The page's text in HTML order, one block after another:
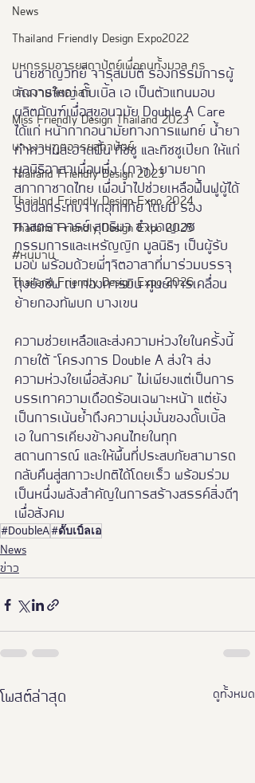
News
Thailand Friendly Design Expo2022
มหกรรมอารยสถาปัตย์เพื่อคนทั้งมวล คร
นางงามจิตอาสา
Miss Friendly Design Thailand 2023
นางงามฑูตอารยสถาปัตย์
Thailand Friendly Design 2023
Thaialnd Friendly Design Expo 2024
Thailand Friendly Design Expo 2025
#หนุมาน
Thailand Friendly Design Expo 2026
นายชาญวิทย์ จารุสมบัติ รองกรรมการผู้
จัดการใหญ่ ดั๊บเบิ้ล เอ เป็นตัวแทนมอบ
ผลิตภัณฑ์เพื่อสุขอนามัย Double A Care
ได้แก่ หน้ากากอนามัยทางการแพทย์ น้ำยา
ทำความสะอาดพื้น ทิชชู และทิชชูเปียก ให้แก่
มูลนิธิอาสาเพื่อนพึ่ง (ภาฯ) ยามยาก
สภากาชาดไทย เพื่อนำไปช่วยเหลือฟื้นฟูผู้ได้
รับผลกระทบจากอุทกภัย โดยมี รอง
ศาสตราจารย์ สุทธิมา ชำนาญเวช
กรรมการและเหรัญญิก มูลนิธิฯ เป็นผู้รับ
มอบ พร้อมด้วยพี่ๆจิตอาสาที่มาร่วมบรรจุ
ถุงยังชีพ ณ กองการบิน ศูนย์การเคลื่อน
ย้ายกองทัพบก บางเขน
ความช่วยเหลือและส่งความห่วงใยในครั้งนี้
ภายใต้ "โครงการ Double A ส่งใจ ส่ง
ความห่วงใยเพื่อสังคม" ไม่เพียงแต่เป็นการ
บรรเทาความเดือดร้อนเฉพาะหน้า แต่ยัง
เป็นการเน้นย้ำถึงความมุ่งมั่นของดั๊บเบิ้ล
เอ ในการเคียงข้างคนไทยในทุก
สถานการณ์ และให้พื้นที่ประสบภัยสามารถ
กลับคืนสู่สภาวะปกติได้โดยเร็ว พร้อมร่วม
เป็นหนึ่งพลังสำคัญในการสร้างสรรค์สิ่งดีๆ
เพื่อสังคม
#DoubleA#ดั๊บเบิ้ลเอ
News
ข่าว
โพสต์ล่าสุด ดูทั้งหมด